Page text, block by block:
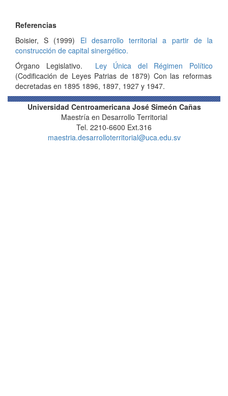
Referencias
Boisier, S (1999) El desarrollo territorial a partir de la
construcción de capital sinergético.
Órgano Legislativo. Ley Única del Régimen Político
(Codificación de Leyes Patrias de 1879) Con las reformas
decretadas en 1895 1896, 1897, 1927 y 1947.
Universidad Centroamericana José Simeón Cañas
Maestría en Desarrollo Territorial
Tel. 2210-6600 Ext.316
maestria.desarrolloterritorial@uca.edu.sv